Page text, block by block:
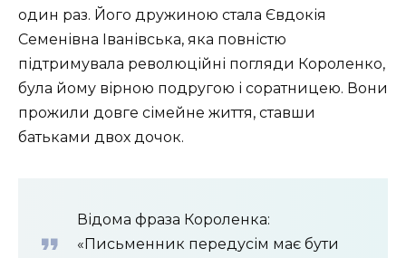
один раз. Його дружиною стала Євдокія
Семенівна Іванівська, яка повністю
підтримувала революційні погляди Короленко,
була йому вірною подругою і соратницею. Вони
прожили довге сімейне життя, ставши
батьками двох дочок.
Відома фраза Короленка:
«Письменник передусім має бути